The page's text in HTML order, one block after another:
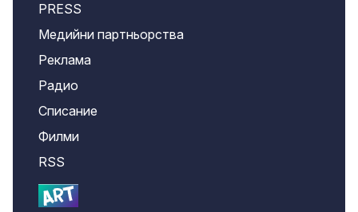
PRESS
Медийни партньорства
Реклама
Радио
Списание
Филми
RSS